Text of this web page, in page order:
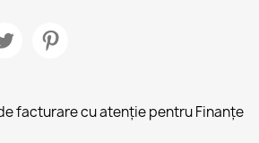
facturare cu atenție pentru Finanțe